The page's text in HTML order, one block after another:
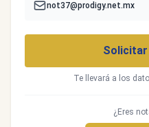
not37@prodigy.net.mx
Te llevará a los
¿Eres